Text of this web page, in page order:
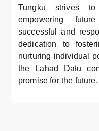
Tungku strives
empowering
successful and
dedication to
nurturing individual
the Lahad Datu
promise for the future.